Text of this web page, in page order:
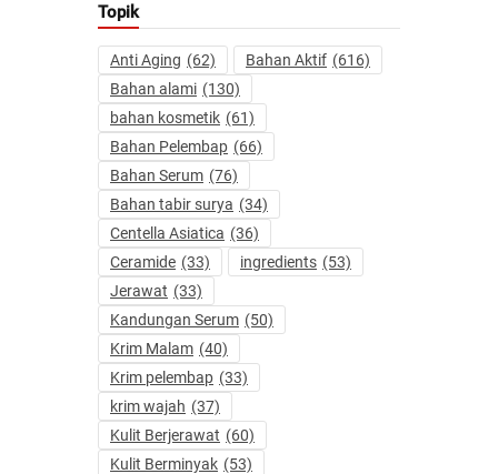
Topik
Anti Aging (62) Bahan Aktif (616)
Bahan alami (130)
bahan kosmetik (61)
Bahan Pelembap (66)
Bahan Serum (76)
Bahan tabir surya (34)
Centella Asiatica (36)
Ceramide (33) ingredients (53)
Jerawat (33)
Kandungan Serum (50)
Krim Malam (40)
Krim pelembap (33)
krim wajah (37)
Kulit Berjerawat (60)
Kulit Berminyak (53)